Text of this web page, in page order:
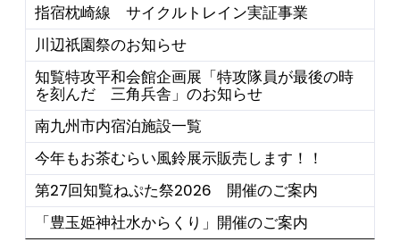
指宿枕崎線 サイクルトレイン実証事業
川辺祇園祭のお知らせ
知覧特攻平和会館企画展「特攻隊員が最後の時
を刻んだ 三角兵舎」のお知らせ
南九州市内宿泊施設一覧
今年もお茶むらい風鈴展示販売します！！
第27回知覧ねぷた祭2026 開催のご案内
「豊玉姫神社水からくり」開催のご案内